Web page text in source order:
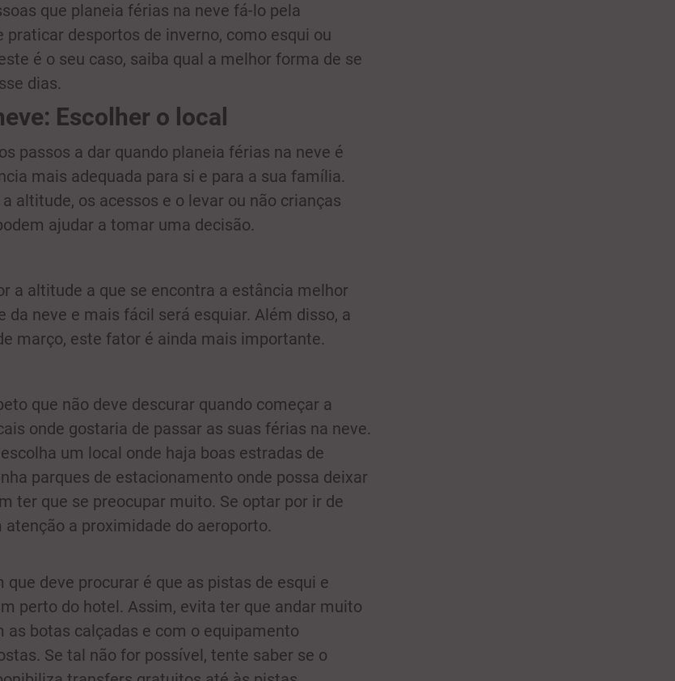
que planeia férias na neve fá-lo pela
praticar desportos de inverno, como esqui ou
é o seu caso, saiba qual a melhor forma de se
dias.
Escolher o local
passos a dar quando planeia férias na neve é
mais adequada para si e para a sua família.
altitude, os acessos e o levar ou não crianças
ajudar a tomar uma decisão.
a altitude a que se encontra a estância melhor
da neve e mais fácil será esquiar. Além disso, a
março, este fator é ainda mais importante.
que não deve descurar quando começar a
onde gostaria de passar as suas férias na neve.
um local onde haja boas estradas de
parques de estacionamento onde possa deixar
ter que se preocupar muito. Se optar por ir de
atenção a proximidade do aeroporto.
que deve procurar é que as pistas de esqui e
perto do hotel. Assim, evita ter que andar muito
as botas calçadas e com o equipamento
Se tal não for possível, tente saber se o